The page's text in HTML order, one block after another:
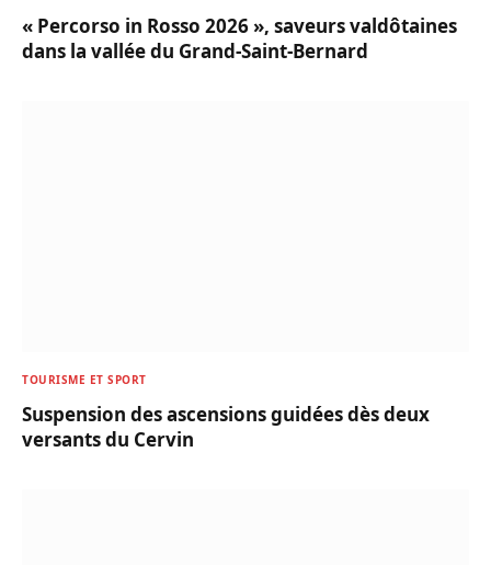
« Percorso in Rosso 2026 », saveurs valdôtaines
dans la vallée du Grand-Saint-Bernard
TOURISME ET SPORT
Suspension des ascensions guidées dès deux
versants du Cervin